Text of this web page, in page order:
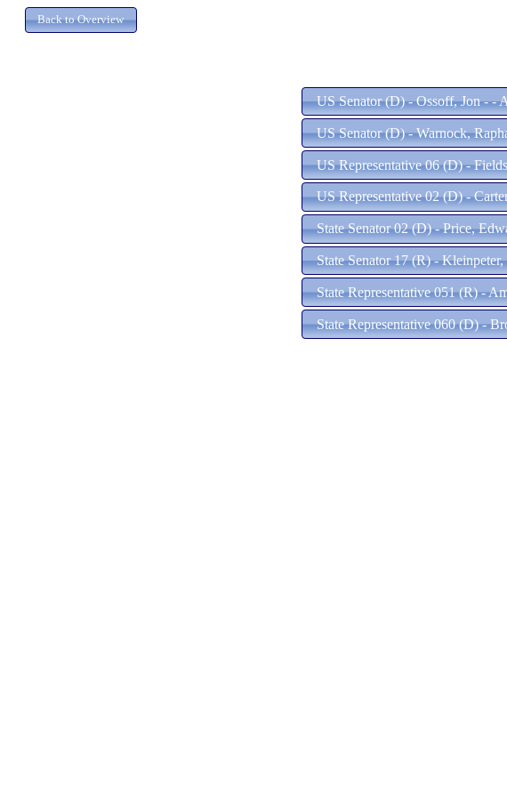
US Senator (D) - Ossoff, Jon - -
US Senator (D) - Warnock,
US Representative 06 (D) -
US Representative 02 (D) -
State Senator 02 (D) - Price,
State Senator 17 (R) -
State Representative 051 (R) -
State Representative 060 (D) -